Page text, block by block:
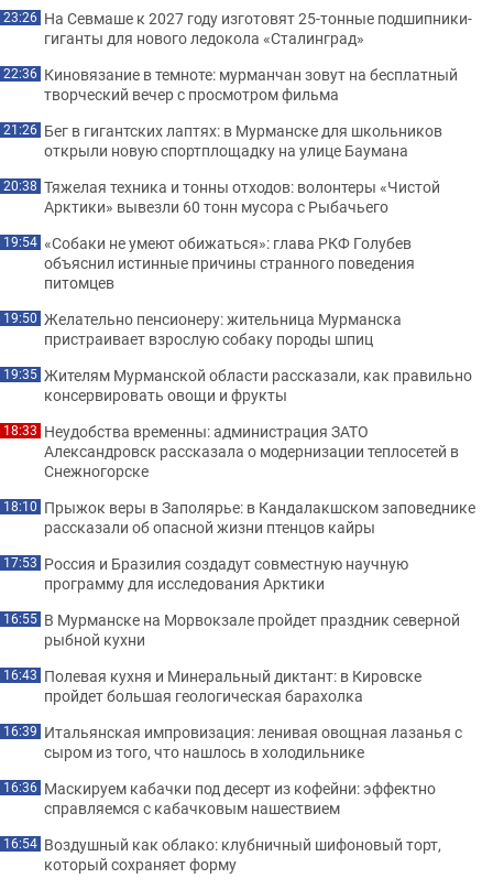
23:26 На Севмаше к 2027 году изготовят 25-тонные подшипники-
гиганты для нового ледокола «Сталинград»
22:36 Киновязание в темноте: мурманчан зовут на бесплатный
творческий вечер с просмотром фильма
21:26 Бег в гигантских лаптях: в Мурманске для школьников
открыли новую спортплощадку на улице Баумана
20:38 Тяжелая техника и тонны отходов: волонтеры «Чистой
Арктики» вывезли 60 тонн мусора с Рыбачьего
19:54 «Собаки не умеют обижаться»: глава РКФ Голубев
объяснил истинные причины странного поведения
питомцев
19:50 Желательно пенсионеру: жительница Мурманска
пристраивает взрослую собаку породы шпиц
19:35 Жителям Мурманской области рассказали, как правильно
консервировать овощи и фрукты
18:33 Неудобства временны: администрация ЗАТО
Александровск рассказала о модернизации теплосетей в
Снежногорске
18:10 Прыжок веры в Заполярье: в Кандалакшском заповеднике
рассказали об опасной жизни птенцов кайры
17:53 Россия и Бразилия создадут совместную научную
программу для исследования Арктики
16:55 В Мурманске на Морвокзале пройдет праздник северной
рыбной кухни
16:43 Полевая кухня и Минеральный диктант: в Кировске
пройдет большая геологическая барахолка
16:39 Итальянская импровизация: ленивая овощная лазанья с
сыром из того, что нашлось в холодильнике
16:36 Маскируем кабачки под десерт из кофейни: эффектно
справляемся с кабачковым нашествием
16:54 Воздушный как облако: клубничный шифоновый торт,
который сохраняет форму